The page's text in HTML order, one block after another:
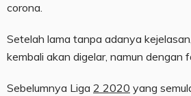
corona.
Setelah lama tanpa adanya
kembali akan digelar, namun dengan
Sebelumnya Liga 2 2020 yang